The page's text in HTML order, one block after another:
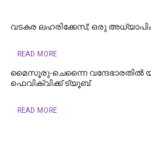
വടകര ലഹരിക്കേസ്; ഒരു
READ MORE
മൈസൂരു-ചെന്നൈ വന്ദേഭാരതില്‍
ഫെവിക്വിക്ക് ട്യൂബ്
READ MORE